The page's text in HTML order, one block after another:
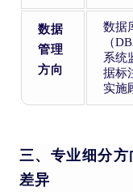
数据
管理
方向
数据
（
系统
据标
实施
三、专业细分
差异